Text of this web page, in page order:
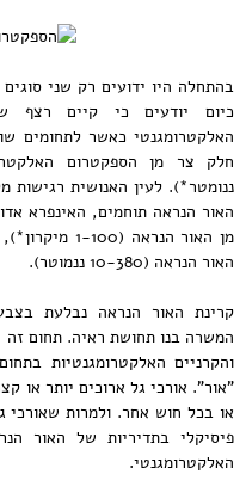
בהתחלה היו ידועים רק שני
כיום יודעים כי קיים רצף
האלקטרומגנטי כאשר לתחומים
מן האור
האור הנראה (10-380 ננמוטר).
קרינת האור הנראה נבלעת
המשרה בנו תחושת ראיה. תחום
והקרניים האלקטרומגנטיות
"אור". אורכי גל ארוכים יותר או
או בכל חוש אחר. ולמרות שאורכי
פיסיקלי בתדיריות של האור
האלקטרומגנטי.